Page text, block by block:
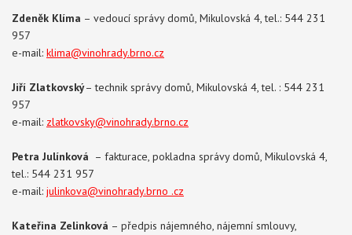
Zdeněk Klíma – vedoucí správy domů, Mikulovská 4, tel.: 544 231
957
e-mail: klima@vinohrady.brno.cz
Jiří Zlatkovský– technik správy domů, Mikulovská 4, tel. : 544 231
957
e-mail: zlatkovsky@vinohrady.brno.cz
Petra Julínková – fakturace, pokladna správy domů, Mikulovská 4,
tel.: 544 231 957
e-mail: julinkova@vinohrady.brno .cz
Kateřina Zelinková – předpis nájemného, ​​​nájemní smlouvy,